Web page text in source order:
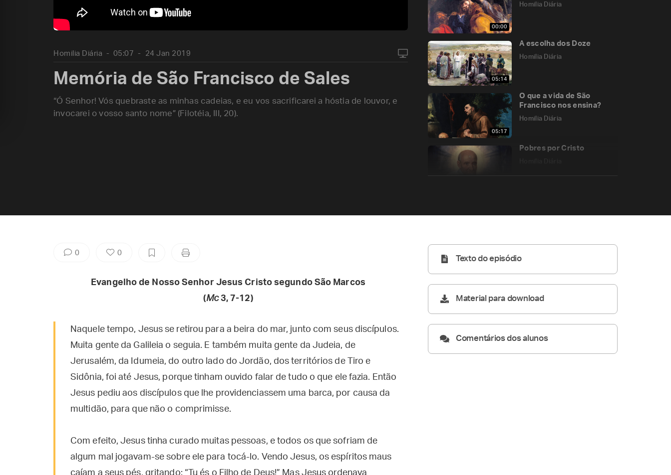
00:00
Homilia Diária
05:14
A escolha dos Doze
Homilia Diária
05:17
O que a vida de São
Francisco nos ensina?
Homilia Diária
Pobres por Cristo
Homilia Diária 05:07 24 Jan 2019
Memória de São Francisco de Sales
“Ó Senhor! Vós quebraste as minhas cadeias, e eu vos sacrificarei a hóstia de louvor, e
invocarei o vosso santo nome” (Filotéia, III, 20).
0 0
Evangelho de Nosso Senhor Jesus Cristo segundo São Marcos
(Mc3, 7-12)
Naquele tempo, Jesus se retirou para a beira do mar, junto com seus discípulos.
Muita gente da Galileia o seguia. E também muita gente da Judeia, de
Jerusalém, da Idumeia, do outro lado do Jordão, dos territórios de Tiro e
Sidônia, foi até Jesus, porque tinham ouvido falar de tudo o que ele fazia. Então
Jesus pediu aos discípulos que lhe providenciassem uma barca, por causa da
multidão, para que não o comprimisse.
Com efeito, Jesus tinha curado muitas pessoas, e todos os que sofriam de
algum mal jogavam-se sobre ele para tocá-lo. Vendo Jesus, os espíritos maus
caíam a seus pés, gritando: “Tu és o Filho de Deus!” Mas Jesus ordenava
Texto do episódio
Material para download
Comentários dos alunos